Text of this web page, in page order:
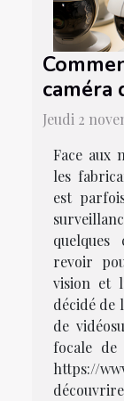
caméra
Jeudi 2
Face aux
les
est
revoir
vision et
décidé de
de
focale
https://